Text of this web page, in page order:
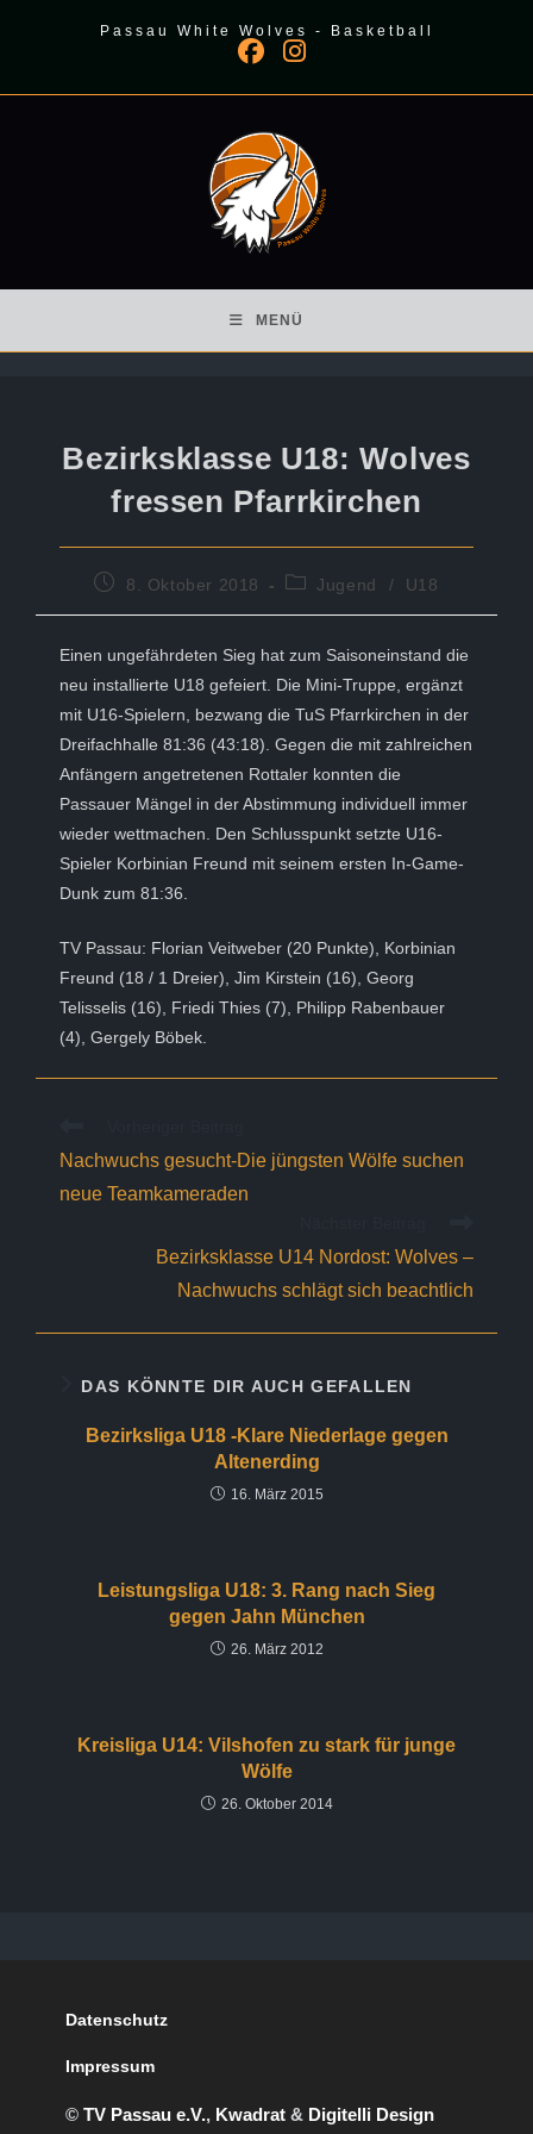
Passau White Wolves - Basketball
MENÜ
Bezirksklasse U18: Wolves
fressen Pfarrkirchen
Beitrag8. Oktober 2018
Beitrags-
Jugend / U18
Einen ungefährdeten Sieg hat zum Saisoneinstand die
neu installierte U18 gefeiert. Die Mini-Truppe, ergänzt
mit U16-Spielern, bezwang die TuS Pfarrkirchen in der
Dreifachhalle 81:36 (43:18). Gegen die mit zahlreichen
Anfängern angetretenen Rottaler konnten die
Passauer Mängel in der Abstimmung individuell immer
wieder wettmachen. Den Schlusspunkt setzte U16-
Spieler Korbinian Freund mit seinem ersten In-Game-
Dunk zum 81:36.
TV Passau: Florian Veitweber (20 Punkte), Korbinian
Freund (18 / 1 Dreier), Jim Kirstein (16), Georg
Telisselis (16), Friedi Thies (7), Philipp Rabenbauer
(4), Gergely Böbek.
ansehen
Nachwuchs gesucht-Die jüngsten Wölfe suchen
neue Teamkameraden
Bezirksklasse U14 Nordost: Wolves –
Nachwuchs schlägt sich beachtlich
DAS KÖNNTE DIR AUCH GEFALLEN
Bezirksliga U18 -Klare Niederlage gegen
Altenerding
16. März 2015
Leistungsliga U18: 3. Rang nach Sieg
gegen Jahn München
26. März 2012
Kreisliga U14: Vilshofen zu stark für junge
Wölfe
26. Oktober 2014
Datenschutz
Impressum
©TV Passau e.V., Kwadrat & Digitelli Design